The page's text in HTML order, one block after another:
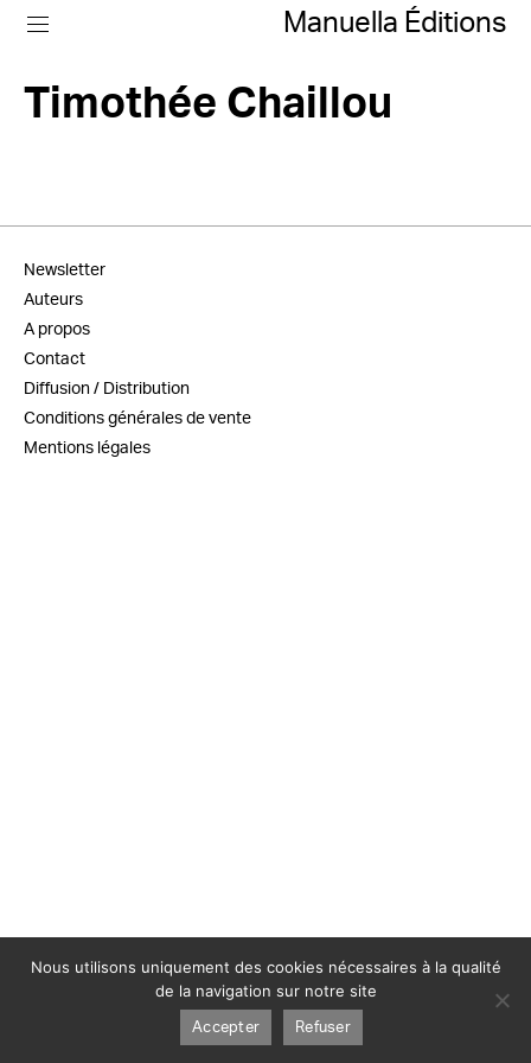
Manuella Éditions
Timothée Chaillou
Newsletter
Auteurs
A propos
Contact
Diffusion / Distribution
Conditions générales de vente
Mentions légales
Nous utilisons uniquement des cookies nécessaires à la qualité
de la navigation sur notre site
Accepter Refuser